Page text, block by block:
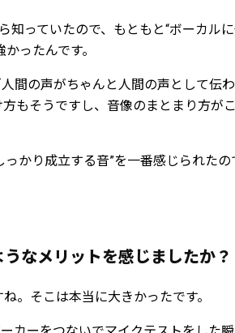
知っていたので、もともと“ボーカルに
ったんです。
間の声がちゃんと人間の声として伝わ
もそうですし、音像のまとまり方が
かり成立する音”を一番感じられたの
なメリットを感じましたか？
。そこは本当に大きかったです。